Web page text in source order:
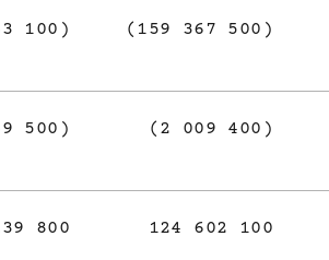
100) (159 367 500)
500) (2 009 400)
800 124 602 100